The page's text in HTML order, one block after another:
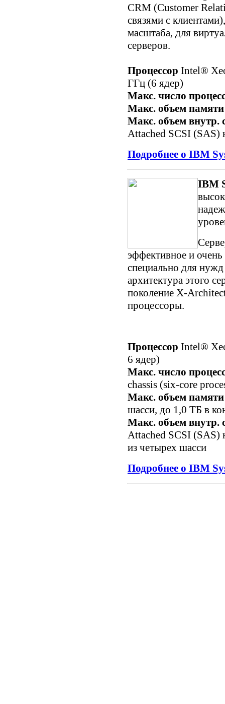
CRM (Customer
связями с
масштаба, для
серверов.
Процессор Intel®
ГГц (6 ядер)
Макс. число
Макс. объем памяти
Макс. объем внутр.
Attached SCSI (SAS)
Подробнее о IBM
IBM
эффективное и
специально для
архитектура этого
поколение X-
процессоры.
Процессор Intel®
6 ядер)
Макс. число
chassis (six-core
Макс. объем памяти
шасси, до 1,0 ТБ в
Макс. объем внутр.
Attached SCSI (SAS)
из четырех шасси
Подробнее о IBM